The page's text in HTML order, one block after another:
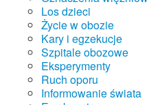
Los dzieci
Życie w obozie
Kary i egzekucje
Szpitale obozowe
Eksperymenty
Ruch oporu
Informowanie świata